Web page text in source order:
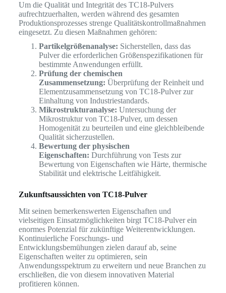
Um die Qualität und Integrität des TC18-Pulvers
aufrechtzuerhalten, werden während des gesamten
Produktionsprozesses strenge Qualitätskontrollmaßnahmen
eingesetzt. Zu diesen Maßnahmen gehören:
Partikelgrößenanalyse: Sicherstellen, dass das
Pulver die erforderlichen Größenspezifikationen für
bestimmte Anwendungen erfüllt.
Prüfung der chemischen
Zusammensetzung: Überprüfung der Reinheit und
Elementzusammensetzung von TC18-Pulver zur
Einhaltung von Industriestandards.
Mikrostrukturanalyse: Untersuchung der
Mikrostruktur von TC18-Pulver, um dessen
Homogenität zu beurteilen und eine gleichbleibende
Qualität sicherzustellen.
Bewertung der physischen
Eigenschaften: Durchführung von Tests zur
Bewertung von Eigenschaften wie Härte, thermische
Stabilität und elektrische Leitfähigkeit.
Zukunftsaussichten von TC18-Pulver
Mit seinen bemerkenswerten Eigenschaften und
vielseitigen Einsatzmöglichkeiten birgt TC18-Pulver ein
enormes Potenzial für zukünftige Weiterentwicklungen.
Kontinuierliche Forschungs- und
Entwicklungsbemühungen zielen darauf ab, seine
Eigenschaften weiter zu optimieren, sein
Anwendungsspektrum zu erweitern und neue Branchen zu
erschließen, die von diesem innovativen Material
profitieren können.